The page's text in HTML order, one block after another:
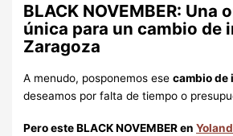
BLACK NOVEMBER: Una
única para un cambio de
Zaragoza
A menudo, posponemos esecambio de
deseamos por falta de tiempo o
Pero esteBLACK NOVEMBER en